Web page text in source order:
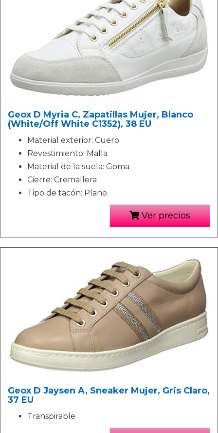
Geox D Myria C, Zapatillas Mujer, Blanco
(White/Off White C1352), 38 EU
Material exterior: Cuero
Revestimiento: Malla
Material de la suela: Goma
Cierre: Cremallera
Tipo de tacón: Plano
Ver precios
Geox D Jaysen A, Sneaker Mujer, Gris Claro,
37 EU
Transpirable.